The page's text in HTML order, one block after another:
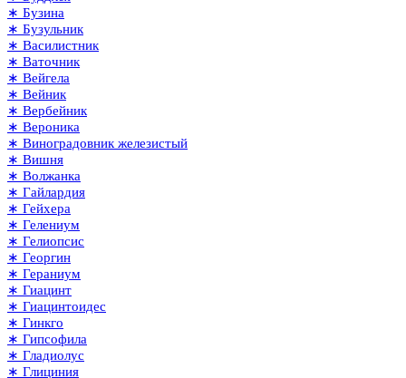
∗ Бузина
∗ Бузульник
∗ Василистник
∗ Ваточник
∗ Вейгела
∗ Вейник
∗ Вербейник
∗ Вероника
∗ Виноградовник железистый
∗ Вишня
∗ Волжанка
∗ Гайлардия
∗ Гейхера
∗ Гелениум
∗ Гелиопсис
∗ Георгин
∗ Гераниум
∗ Гиацинт
∗ Гиацинтоидес
∗ Гинкго
∗ Гипсофила
∗ Гладиолус
∗ Глициния